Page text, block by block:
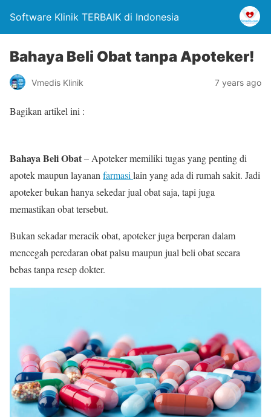
Software Klinik TERBAIK di Indonesia
Bahaya Beli Obat tanpa Apoteker!
Vmedis Klinik 7 years ago
Bagikan artikel ini :
Bahaya Beli Obat– Apoteker memiliki tugas yang penting di
apotek maupun layanan farmasi lain yang ada di rumah sakit. Jadi
apoteker bukan hanya sekedar jual obat saja, tapi juga
memastikan obat tersebut.
Bukan sekadar meracik obat, apoteker juga berperan dalam
mencegah peredaran obat palsu maupun jual beli obat secara
bebas tanpa resep dokter.